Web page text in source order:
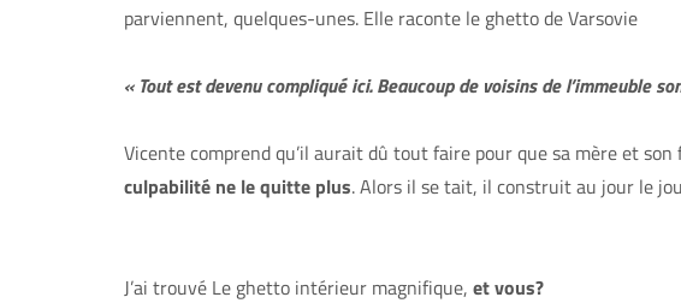
parviennent, quelques-unes. Elle raconte le ghetto de Varsovie
« Tout est devenu compliqué ici. Beaucoup de voisins de l’immeuble
Vicente comprend qu’il aurait dû tout faire pour que sa mère et
culpabilité ne le quitte plus. Alors il se tait, il construit au jour le
J’ai trouvé Le ghetto intérieur magnifique, et vous?